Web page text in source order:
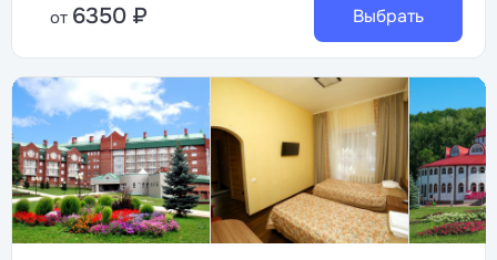
от 6350 ₽ Выбрать